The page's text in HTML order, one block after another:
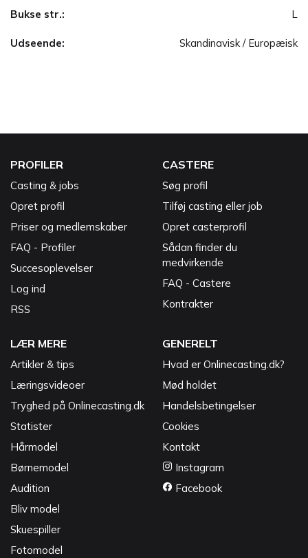
Bukse str.: L
Udseende: Skandinavisk / Europæisk
PROFILER
Casting & jobs
Opret profil
Priser og medlemskaber
FAQ - Profiler
Succesoplevelser
Log ind
RSS
CASTERE
Søg profil
Tilføj casting eller job
Opret casterprofil
Sådan finder du
medvirkende
FAQ - Castere
Kontrakter
LÆR MERE
Artikler & tips
Læringsvideoer
Tryghed på Onlinecasting.dk
Statister
Hårmodel
Børnemodel
Audition
Bliv model
Skuespiller
Fotomodel
GENERELT
Hvad er Onlinecasting.dk?
Mød holdet
Handelsbetingelser
Cookies
Kontakt
Instagram
Facebook